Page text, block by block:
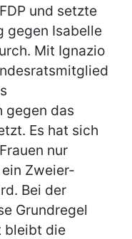
und setzte
gegen Isabelle
Mit Ignazio
gegen das
Es hat sich
nur
Zweier-
Bei der
Grundregel
bleibt die